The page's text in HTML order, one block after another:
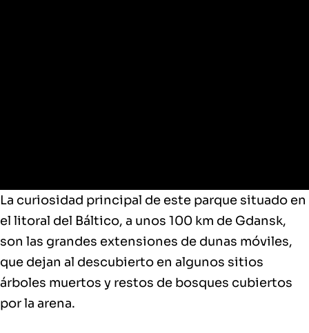
La curiosidad principal de este parque situado en
el litoral del Báltico, a unos 100 km de Gdansk,
son las grandes extensiones de dunas móviles,
que dejan al descubierto en algunos sitios
árboles muertos y restos de bosques cubiertos
por la arena.